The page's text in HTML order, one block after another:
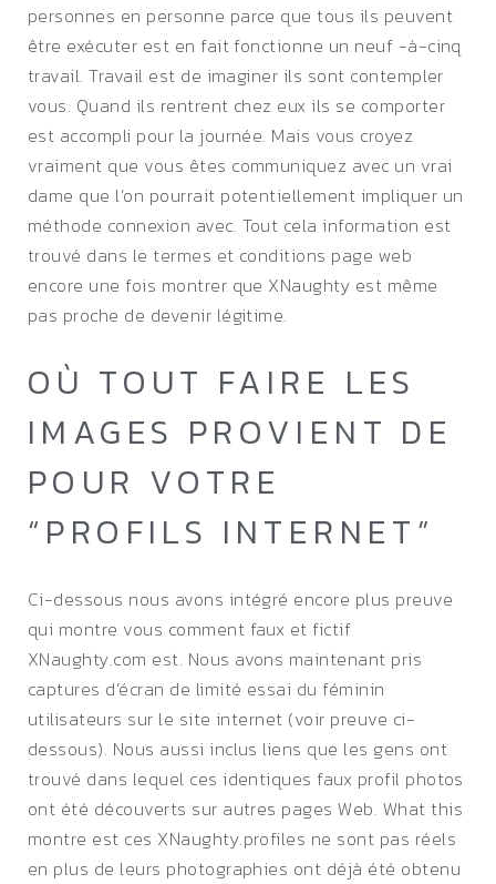
personnes en personne parce que tous ils peuvent
être exécuter est en fait fonctionne un neuf -à-cinq
travail. Travail est de imaginer ils sont contempler
vous. Quand ils rentrent chez eux ils se comporter
est accompli pour la journée. Mais vous croyez
vraiment que vous êtes communiquez avec un vrai
dame que l’on pourrait potentiellement impliquer un
méthode connexion avec. Tout cela information est
trouvé dans le termes et conditions page web
encore une fois montrer que XNaughty est même
pas proche de devenir légitime.
OÙ TOUT FAIRE LES
IMAGES PROVIENT DE
POUR VOTRE
“PROFILS INTERNET”
Ci-dessous nous avons intégré encore plus preuve
qui montre vous comment faux et fictif
XNaughty.com est. Nous avons maintenant pris
captures d’écran de limité essai du féminin
utilisateurs sur le site internet (voir preuve ci-
dessous). Nous aussi inclus liens que les gens ont
trouvé dans lequel ces identiques faux profil photos
ont été découverts sur autres pages Web. What this
montre est ces XNaughty.profiles ne sont pas réels
en plus de leurs photographies ont déjà été obtenu